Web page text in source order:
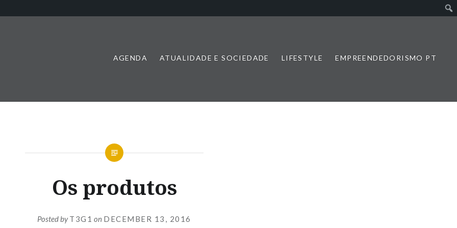
AGENDA ATUALIDADE E SOCIEDADE LIFESTYLE EMPREENDEDORISMO PT
Os produtos
Posted byT3G1 on DECEMBER 13, 2016